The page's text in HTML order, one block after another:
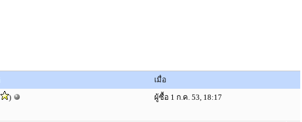
เมื่อ
) ผู้ซื้อ 1 ก.ค. 53, 18:17